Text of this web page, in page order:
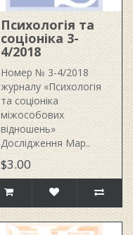
Психологія та
соціоніка 3-
4/2018
Номер № 3-4/2018
журналу «Психологія
та соціоніка
міжособових
відношень»
Дослідження Мар..
$3.00